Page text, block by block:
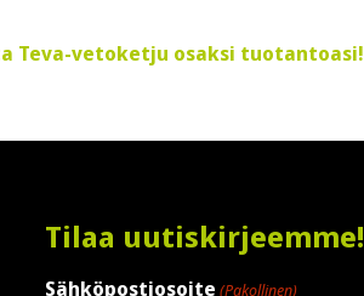
Teva-vetoketju osaksi tuotantoasi!
Tilaa uutiskirjeemme!
Sähköpostiosoite (Pakollinen)